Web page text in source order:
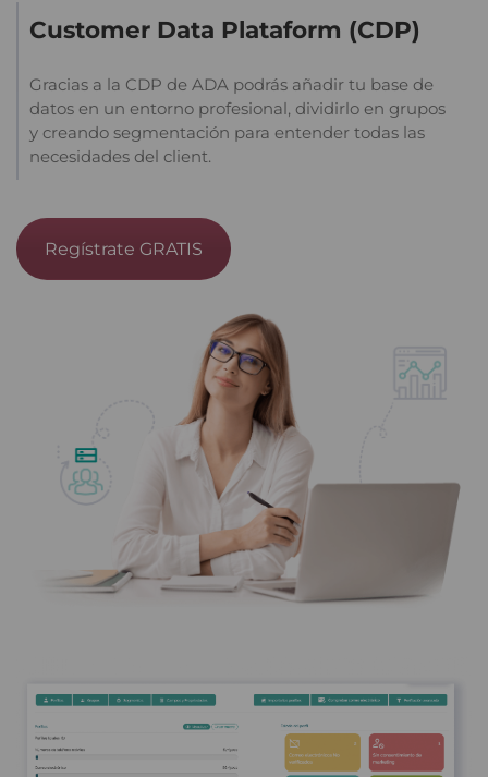
Customer Data Plataform (CDP)
Gracias a la CDP de ADA podrás añadir tu base de
datos en un entorno profesional, dividirlo en grupos
y creando segmentación para entender todas las
necesidades del client.
Regístrate GRATIS